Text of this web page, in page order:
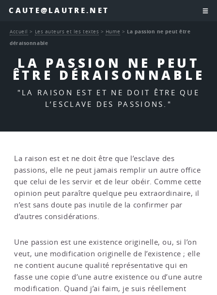
CAUTE@LAUTRE.NET
LA PASSION NE PEUT
ÊTRE DÉRAISONNABLE
"LA RAISON EST ET NE DOIT ÊTRE QUE
L’ESCLAVE DES PASSIONS."
Accueil > Les auteurs et les textes > Hume > La passion ne peut être
déraisonnable
La raison est et ne doit être que l’esclave des
passions, elle ne peut jamais remplir un autre office
que celui de les servir et de leur obéir. Comme cette
opinion peut paraître quelque peu extraordinaire, il
n’est sans doute pas inutile de la confirmer par
d’autres considérations.
Une passion est une existence originelle, ou, si l’on
veut, une modification originelle de l’existence ; elle
ne contient aucune qualité représentative qui en
fasse une copie d’une autre existence ou d’une autre
modification. Quand j’ai faim, je suis réellement